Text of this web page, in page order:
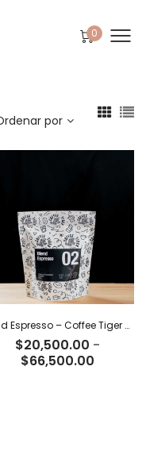
0
por
Blend Espresso – Coffee Tiger Co
$20,500.00 -
$66,500.00Rango